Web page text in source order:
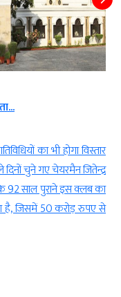
का भी होगा विस्तार
चुने गए चेयरमैन जितेन्द्र
92 साल पुराने इस क्लब का
है, जिसमें 50 करोड़ रुपए से